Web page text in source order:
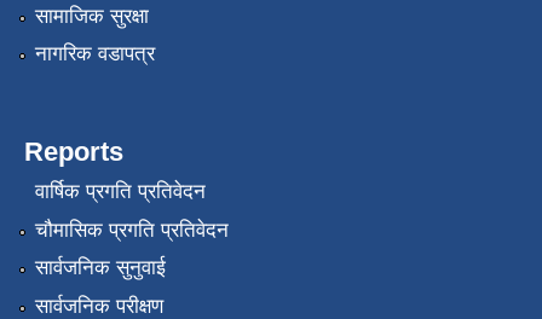
सामाजिक सुरक्षा
नागरिक वडापत्र
Reports
वार्षिक प्रगति प्रतिवेदन
चौमासिक प्रगति प्रतिवेदन
सार्वजनिक सुनुवाई
सार्वजनिक परीक्षण